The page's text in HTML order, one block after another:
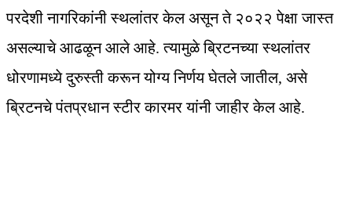
परदेशी नागरिकांनी स्थलांतर केल असून ते २०२२ पेक्षा जास्त
असल्याचे आढळून आले आहे. त्यामुळे ब्रिटनच्या स्थलांतर
धोरणामध्ये दुरुस्ती करून योग्य निर्णय घेतले जातील, असे
ब्रिटनचे पंतप्रधान स्टीर कारमर यांनी जाहीर केल आहे.